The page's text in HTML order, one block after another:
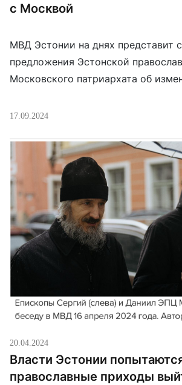
с Москвой
МВД Эстонии на днях представит
предложения Эстонской
Московского патриархата об
организации, они требуют полного
вводить в заблуждение”.
Райво Кюйт однако сказал, что
подгонять – нерационально.
вперед […]
17.09.2024
20.04.2024
Власти Эстонии
православные приходы